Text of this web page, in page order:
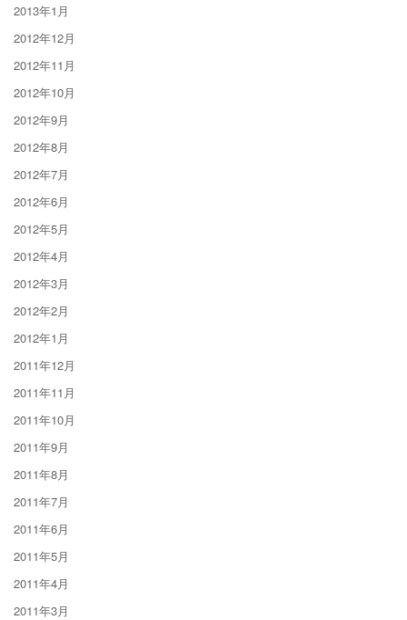
2013年1月
2012年12月
2012年11月
2012年10月
2012年9月
2012年8月
2012年7月
2012年6月
2012年5月
2012年4月
2012年3月
2012年2月
2012年1月
2011年12月
2011年11月
2011年10月
2011年9月
2011年8月
2011年7月
2011年6月
2011年5月
2011年4月
2011年3月